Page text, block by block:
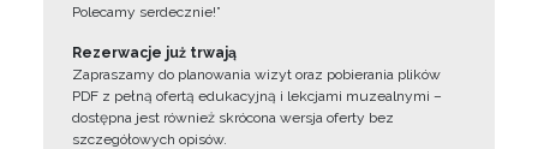
Polecamy serdecznie!”
Rezerwacje już trwają
Zapraszamy do planowania wizyt oraz pobierania plików
PDF z pełną ofertą edukacyjną i lekcjami muzealnymi –
dostępna jest również skrócona wersja oferty bez
szczegółowych opisów.